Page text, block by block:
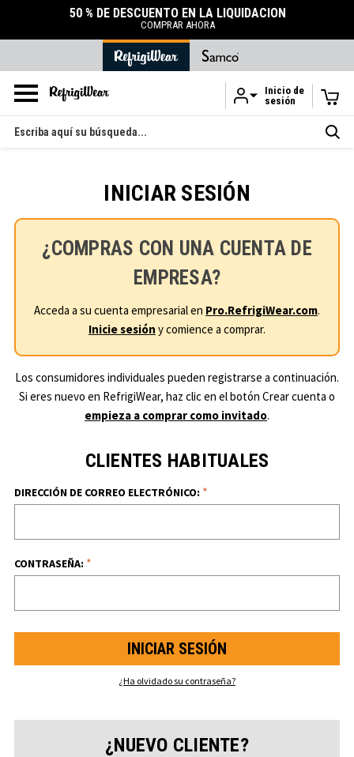
Ir al contenido principal
50 % DE DESCUENTO EN LA LIQUIDACIÓN
COMPRAR AHORA
Inicio de
sesión
Buscar
en
INICIAR SESIÓN
¿COMPRAS CON UNA CUENTA DE
EMPRESA?
Acceda a su cuenta empresarial en Pro.RefrigiWear.com.
Inicie sesión y comience a comprar.
Los consumidores individuales pueden registrarse a continuación.
Si eres nuevo en RefrigiWear, haz clic en el botón Crear cuenta o
empieza a comprar como invitado.
CLIENTES HABITUALES
DIRECCIÓN DE CORREO ELECTRÓNICO: *
CONTRASEÑA: *
¿Ha olvidado su contraseña?
¿NUEVO CLIENTE?